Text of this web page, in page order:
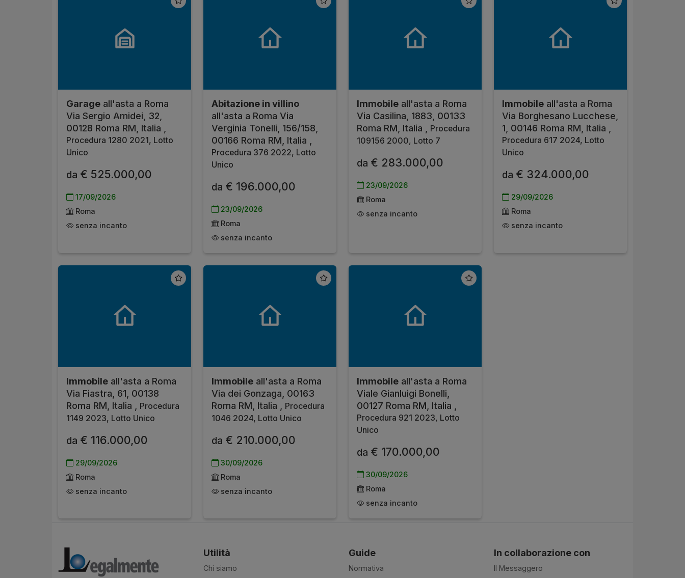
Garage all'asta a Roma
Via Sergio Amidei, 32,
00128 Roma RM, Italia ,
Procedura 1280 2021, Lotto
Unico
da € 525.000,00
17/09/2026
Roma
senza incanto
Abitazione in villino
all'asta a Roma Via
Verginia Tonelli, 156/158,
00166 Roma RM, Italia ,
Procedura 376 2022, Lotto
Unico
da € 196.000,00
23/09/2026
Roma
senza incanto
Immobile all'asta a Roma
Via Casilina, 1883, 00133
Roma RM, Italia ,
Procedura
109156 2000, Lotto 7
da € 283.000,00
23/09/2026
Roma
senza incanto
Immobile all'asta a Roma
Via Borghesano Lucchese,
1, 00146 Roma RM, Italia ,
Procedura 617 2024, Lotto
Unico
da € 324.000,00
29/09/2026
Roma
senza incanto
Immobile all'asta a Roma
Via Fiastra, 61, 00138
Roma RM, Italia ,
Procedura
1149 2023, Lotto Unico
da € 116.000,00
29/09/2026
Roma
senza incanto
Immobile all'asta a Roma
Via dei Gonzaga, 00163
Roma RM, Italia ,
Procedura
1046 2024, Lotto Unico
da € 210.000,00
30/09/2026
Roma
senza incanto
Immobile all'asta a Roma
Viale Gianluigi Bonelli,
00127 Roma RM, Italia ,
Procedura 921 2023, Lotto
Unico
da € 170.000,00
30/09/2026
Roma
senza incanto
Utilità
Chi siamo
Guide
Normativa
In collaborazione con
Il Messaggero